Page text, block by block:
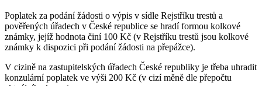
Poplatek za podání žádosti o výpis v sídle Rejstříku trestů a
pověřených úřadech v České republice se hradí formou kolkové
známky, jejíž hodnota činí 100 Kč (v Rejstříku trestů jsou kolkové
známky k dispozici při podání žádosti na přepážce).
V cizině na zastupitelských úřadech České republiky je třeba uhradit
konzulární poplatek ve výši 200 Kč (v cizí měně dle přepočtu